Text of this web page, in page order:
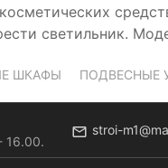
светильник.
ШКАФЫ ПОДВЕСНЫЕ
16.00.
stroi-